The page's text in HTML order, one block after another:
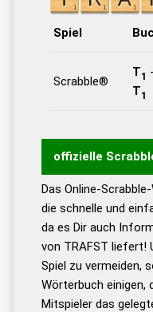
Spiel
Scrabble®
T1 -
T1
offizielle
Wortwurzel
Wortanalyse-
Wortbedeutung,
Gültigkeit eines
bestimmen!
Wörterbücher sind:
Das Online-
die schnelle und
da es Dir auch
von TRAFST liefert!
Spiel zu vermeiden,
Wörterbuch einigen,
Mitspieler das